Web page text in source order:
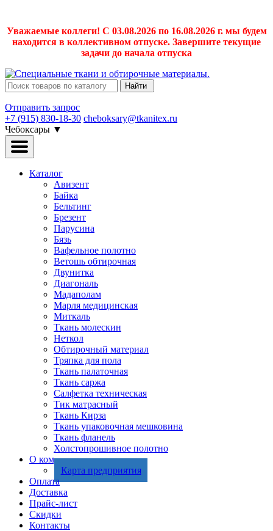
Уважаемые коллеги! С 03.08.2026 по 16.08.2026 г. мы будем
находится в коллективном отпуске. Завершите текущие
задачи до начала отпуска
Найти
Отправить запрос
+7 (915) 830-18-30 cheboksary@tkanitex.ru
Чебоксары ▼
Каталог
Авизент
Байка
Бельтинг
Брезент
Парусина
Бязь
Вафельное полотно
Ветошь обтирочная
Двунитка
Диагональ
Мадаполам
Марля медицинская
Миткаль
Ткань молескин
Неткол
Обтирочный материал
Тряпка для пола
Ткань палаточная
Ткань саржа
Салфетка техническая
Тик матрасный
Ткань Кирза
Ткань упаковочная мешковина
Ткань фланель
Холстопрошивное полотно
О компании
Карта предприятия
Оплата
Доставка
Прайс-лист
Скидки
Контакты